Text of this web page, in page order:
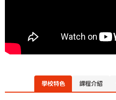
學校特色 課程介紹